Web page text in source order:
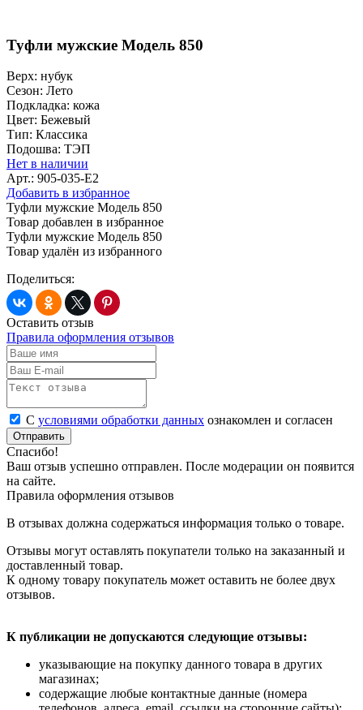
Туфли мужские Модель 850
Верх: нубук
Сезон: Лето
Подкладка: кожа
Цвет: Бежевый
Тип: Классика
Подошва: ТЭП
Нет в наличии
Арт.: 905-035-E2
Добавить в избранное
Туфли мужские Модель 850
Товар добавлен в избранное
Туфли мужские Модель 850
Товар удалён из избранного
Поделиться:
Оставить отзыв
Правила оформления отзывов
С условиями обработки данных ознакомлен и согласен
Отправить
Спасибо!
Ваш отзыв успешно отправлен. После модерации он появится
на сайте.
Правила оформления отзывов
В отзывах должна содержаться информация только о товаре.
Отзывы могут оставлять покупатели только на заказанный и
доставленный товар.
К одному товару покупатель может оставить не более двух
отзывов.
К публикации не допускаются следующие отзывы:
указывающие на покупку данного товара в других
магазинах;
содержащие любые контактные данные (номера